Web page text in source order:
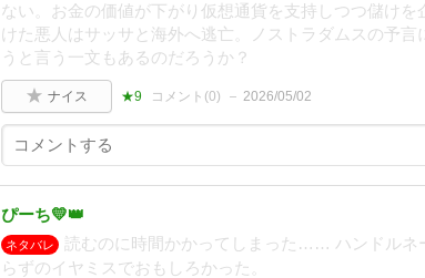
ない。お金の価値が下がり仮想通貨を支持しつつ儲けを
けた悪人はサッサと海外へ逃亡。ノストラダムスの予
うと言う一文もあるのだろうか？
ナイス ★9 コメント(0) 2026/05/02
ぴーち💛👑
ネタバレ
読むのに時間かかってしまった…… ハンドル
らずのイヤミスでおもしろかった。